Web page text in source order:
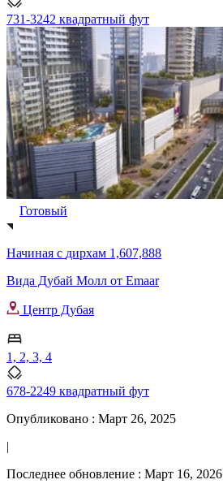
731-3242 квадратный фут
Готовый
Начиная с дирхам 1,607,888
Вида Дубай Молл от Emaar
Центр Дубая
1, 2, 3, 4
678-2249 квадратный фут
Опубликовано : Март 26, 2025
|
Последнее обновление : Март 16, 2026